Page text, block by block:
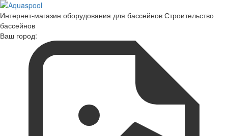
Интернет-магазин оборудования для бассейнов Строительство
бассейнов
Ваш город: